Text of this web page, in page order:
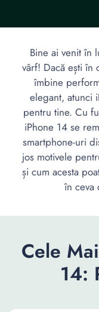
Bine ai venit în
vârf! Dacă ești în
îmbine
elegant, atunci
pentru tine. Cu
iPhone 14 se
smartphone-uri
jos motivele
și cum acesta
în ceva
Cele
14: